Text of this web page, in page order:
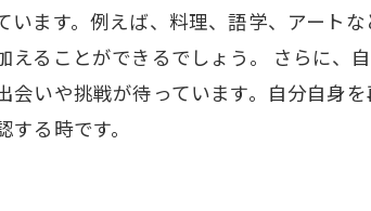
ます。例えば、料理、語学、アート
ることができるでしょう。 さらに、
いや挑戦が待っています。自分自身
る時です。